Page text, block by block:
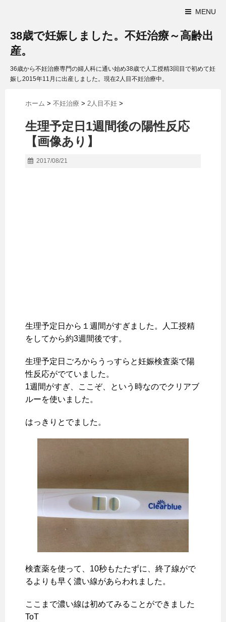
MENU
38歳で妊娠しました。不妊治療～高齢出
産。
36歳から不妊治療専門の婦人科に通い始め38歳で人工授精3回目で初めて妊
娠し2015年11月に出産しました。現在2人目不妊治療中。
ホーム > 不妊治療 > 2人目不妊 >
生理予定日1週間後の陽性反応
【画像あり】
2017/08/21
生理予定日から１週間がすぎました。人工授精
をしてから約3週間後です。
生理予定日ごろからうっすらと妊娠検査薬で陽
性反応がでていました。
1週間がすぎ、ここぞ、という時なのでクリアブ
ルーを使いました。
はっきりとでました。
検査薬を使って、10秒もたたずに、終了線がで
るよりも早く濃い線があらわれました。
ここまで濃い線は初めてみることができました
ToT